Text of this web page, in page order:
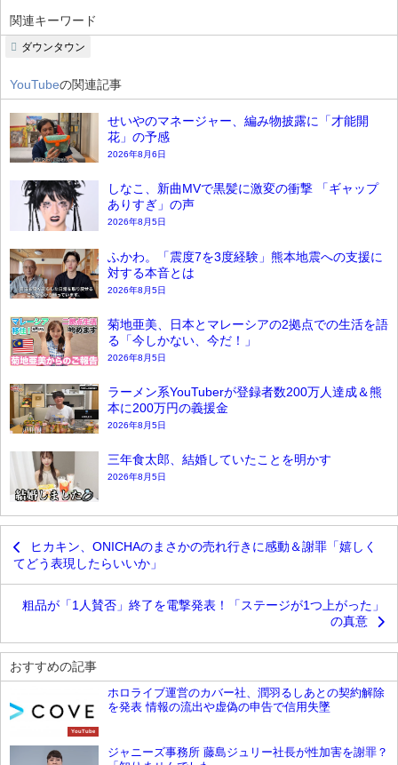
関連キーワード
ダウンタウン
YouTubeの関連記事
せいやのマネージャー、編み物披露に「才能開
花」の予感
2026年8月6日
しなこ、新曲MVで黒髪に激変の衝撃 「ギャップ
ありすぎ」の声
2026年8月5日
ふかわ。「震度7を3度経験」熊本地震への支援に
対する本音とは
2026年8月5日
菊地亜美、日本とマレーシアの2拠点での生活を語
る「今しかない、今だ！」
2026年8月5日
ラーメン系YouTuberが登録者数200万人達成＆熊
本に200万円の義援金
2026年8月5日
三年食太郎、結婚していたことを明かす
2026年8月5日
ヒカキン、ONICHAのまさかの売れ行きに感動＆謝罪「嬉しく
てどう表現したらいいか」
粗品が「1人賛否」終了を電撃発表！「ステージが1つ上がった」
の真意
おすすめの記事
YouTube
ホロライブ運営のカバー社、潤羽るしあとの契約解除
を発表 情報の流出や虚偽の申告で信用失墜
ジャニーズ事務所 藤島ジュリー社長が性加害を謝罪？